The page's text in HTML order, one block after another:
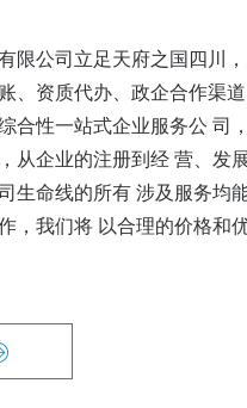
限公司立足天府之国四川
、资质代办、政企合作渠
合性一站式企业服务公 司
从企业的注册到经 营、发
生命线的所有 涉及服务均
，我们将 以合理的价格和